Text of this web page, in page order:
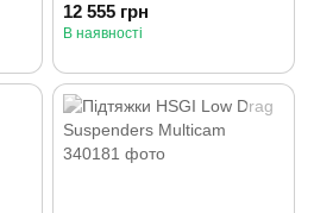
12 555 грн
В наявності